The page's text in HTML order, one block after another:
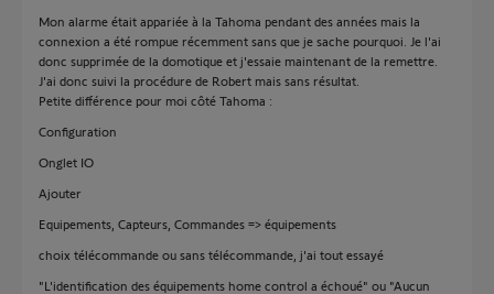
Mon alarme était appariée à la Tahoma pendant des années mais la
connexion a été rompue récemment sans que je sache pourquoi. Je l'ai
donc supprimée de la domotique et j'essaie maintenant de la remettre.
J'ai donc suivi la procédure de Robert mais sans résultat.
Petite différence pour moi côté Tahoma :
Configuration
Onglet IO
Ajouter
Equipements, Capteurs, Commandes => équipements
choix télécommande ou sans télécommande, j'ai tout essayé
"L'identification des équipements home control a échoué" ou "Aucun